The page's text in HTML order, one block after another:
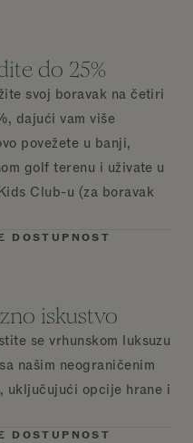
do 25%
svoj boravak na četiri
dajući vam više
povežete u banji,
golf terenu i uživate u
Club-u (za boravak
DOSTUPNOST
iskustvo
se vrhunskom luksuzu
našim neograničenim
uključujući opcije hrane i
DOSTUPNOST